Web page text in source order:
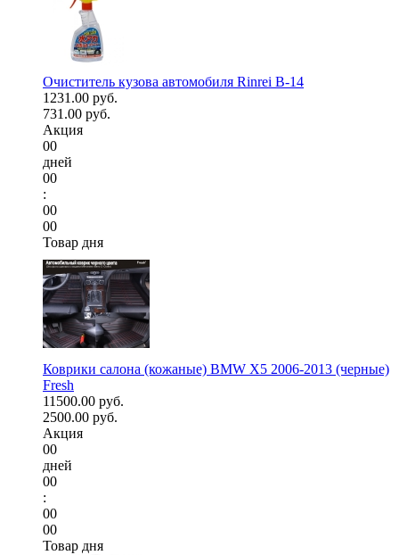
Очиститель кузова автомобиля Rinrei B-14
1231.00 руб.
731.00 руб.
Акция
00
дней
00
:
00
00
Товар дня
Коврики салона (кожаные) BMW X5 2006-2013 (черные)
Fresh
11500.00 руб.
2500.00 руб.
Акция
00
дней
00
:
00
00
Товар дня